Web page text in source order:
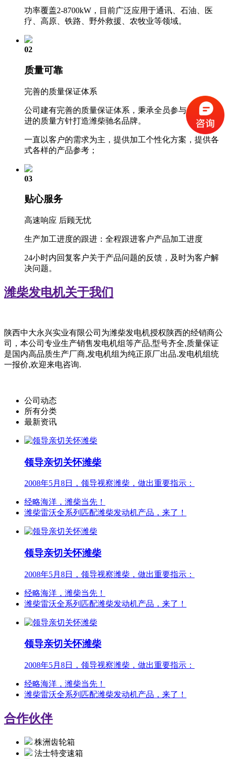
功率覆盖2-8700kW，目前广泛应用于通讯、石油、医
疗、高原、铁路、野外救援、农牧业等领域。
02
质量可靠
完善的质量保证体系
公司建有完善的质量保证体系，秉承全员参与、持续改
进的质量方针打造潍柴驰名品牌。
一直以客户的需求为主，提供加工个性化方案，提供各
式各样的产品参考；
03
贴心服务
高速响应 后顾无忧
生产加工进度的跟进：全程跟进客户产品加工进度
24小时内回复客户关于产品问题的反馈，及时为客户解
决问题。
潍柴发电机关于我们
陕西中大永兴实业有限公司为潍柴发电机授权陕西的经销商公
司， 本公司专业生产销售发电机组等产品,型号齐全,质量保证
是国内高品质生产厂商,发电机组为纯正原厂出品.发电机组统
一报价,欢迎来电咨询.
公司动态
所有分类
最新资讯
领导亲切关怀潍柴
2008年5月8日，领导视察潍柴，做出重要指示：
经略海洋，潍柴当先！
潍柴雷沃全系列匹配潍柴发动机产品，来了！
领导亲切关怀潍柴
2008年5月8日，领导视察潍柴，做出重要指示：
经略海洋，潍柴当先！
潍柴雷沃全系列匹配潍柴发动机产品，来了！
领导亲切关怀潍柴
2008年5月8日，领导视察潍柴，做出重要指示：
经略海洋，潍柴当先！
潍柴雷沃全系列匹配潍柴发动机产品，来了！
合作伙伴
株洲齿轮箱
法士特变速箱